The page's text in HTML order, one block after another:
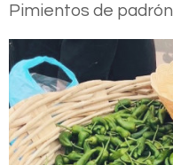
Pimientos de padrón